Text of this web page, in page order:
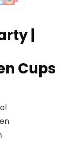
|
Cups